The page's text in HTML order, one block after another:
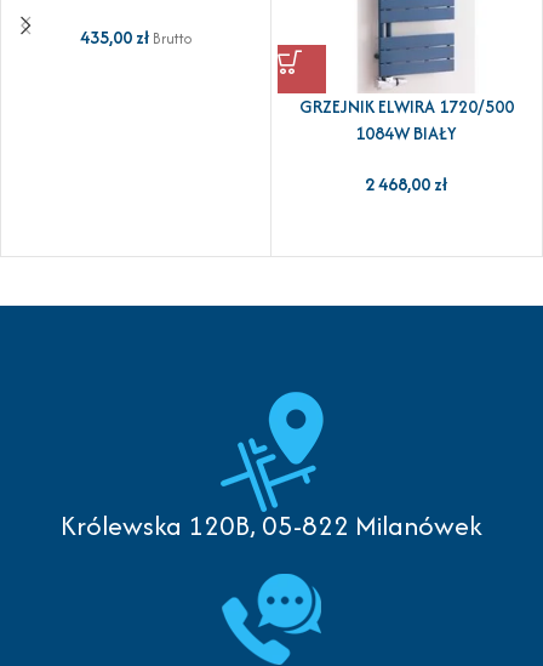
435,00zł Brutto
GRZEJNIK ELWIRA 1720/500
1084W BIAŁY
2 468,00zł
Królewska 120B, 05-822 Milanówek